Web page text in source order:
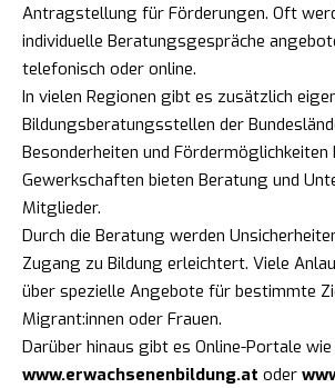
Antragstellung für Förderungen. Oft
individuelle Beratungsgespräche
telefonisch oder online.
In vielen Regionen gibt es zusätzlich
Bildungsberatungsstellen der
Besonderheiten und Fördermöglichkeiten
Gewerkschaften bieten Beratung und
Mitglieder.
Durch die Beratung werden
Zugang zu Bildung erleichtert. Viele
über spezielle Angebote für bestimmte
Migrant:innen oder Frauen.
Darüber hinaus gibt es Online-Portale wie
www.erwachsenenbildung.at oder